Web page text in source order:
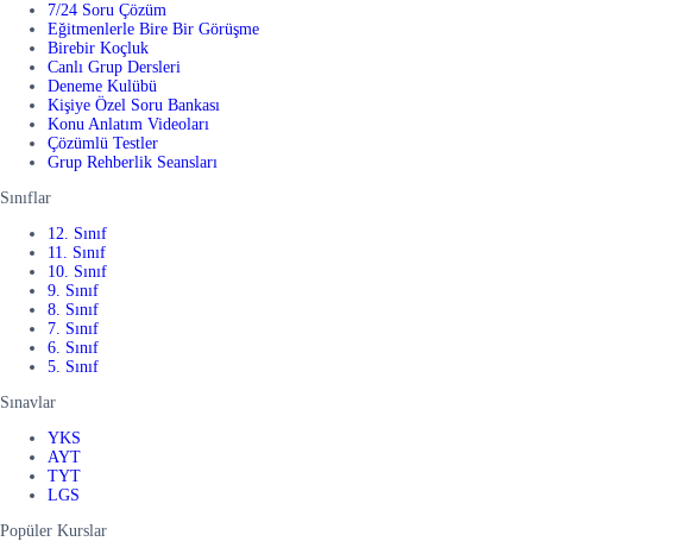
7/24 Soru Çözüm
Eğitmenlerle Bire Bir Görüşme
Birebir Koçluk
Canlı Grup Dersleri
Deneme Kulübü
Kişiye Özel Soru Bankası
Konu Anlatım Videoları
Çözümlü Testler
Grup Rehberlik Seansları
Sınıflar
12. Sınıf
11. Sınıf
10. Sınıf
9. Sınıf
8. Sınıf
7. Sınıf
6. Sınıf
5. Sınıf
Sınavlar
YKS
AYT
TYT
LGS
Popüler Kurslar